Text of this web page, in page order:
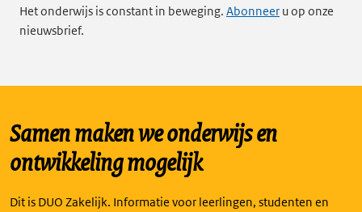
Het onderwijs is constant in beweging. Abonneer u op onze
nieuwsbrief.
Samen maken we onderwijs en
ontwikkeling mogelijk
Dit is DUO Zakelijk. Informatie voor leerlingen, studenten en